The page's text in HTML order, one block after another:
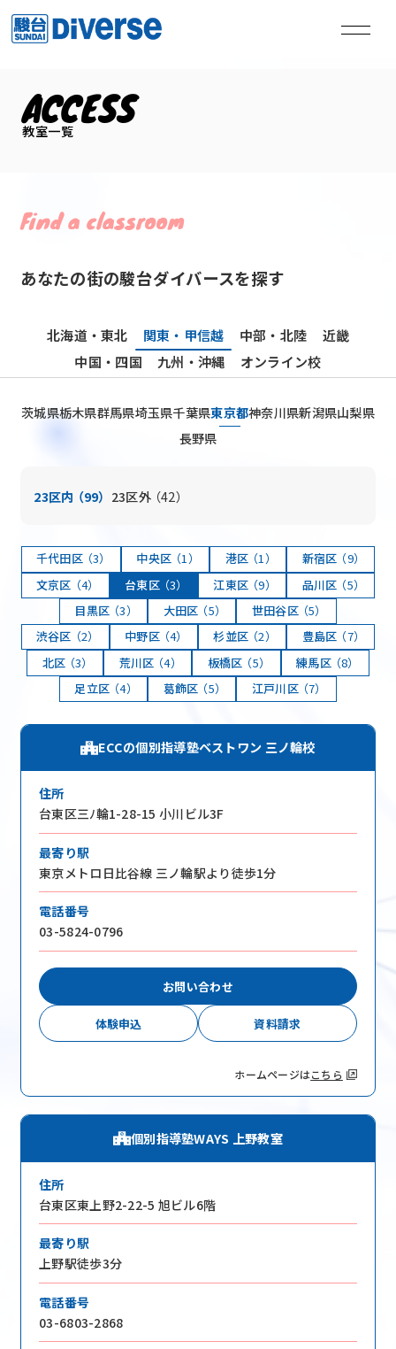
Method
学習メソッド
Course
講座
Access
教室一覧
お知らせ
Privacy Policy プライバシーポリシー
Follow Us
お近くの教室を探す
ACCESS
教室一覧
Find a classroom
あなたの街の駿台ダイバースを探す
北海道・東北 関東・甲信越 中部・北陸
近畿
中国・四国
九州・沖縄 オンライン校
茨城県栃木県群馬県埼玉県千葉県東京都神奈川県新潟県山梨県
長野県
23区内（99） 23区外（42）
千代田区（3） 中央区（1） 港区（1） 新宿区（9）
文京区（4） 台東区（3） 江東区（9） 品川区（5）
目黒区（3） 大田区（5） 世田谷区（5）
渋谷区（2） 中野区（4） 杉並区（2） 豊島区（7）
北区（3） 荒川区（4） 板橋区（5） 練馬区（8）
足立区（4） 葛飾区（5） 江戸川区（7）
ECCの個別指導塾ベストワン 三ノ輪校
住所
台東区三ﾉ輪1-28-15 小川ビル3F
最寄り駅
東京メトロ日比谷線 三ノ輪駅より徒歩1分
電話番号
03-5824-0796
お問い合わせ
体験申込 資料請求
ホームページはこちら
個別指導塾WAYS 上野教室
住所
台東区東上野2-22-5 旭ビル6階
最寄り駅
上野駅徒歩3分
電話番号
03-6803-2868